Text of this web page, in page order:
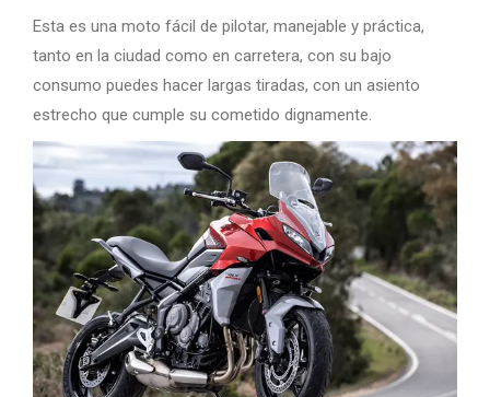
Esta es una moto fácil de pilotar, manejable y práctica,
tanto en la ciudad como en carretera, con su bajo
consumo puedes hacer largas tiradas, con un asiento
estrecho que cumple su cometido dignamente.